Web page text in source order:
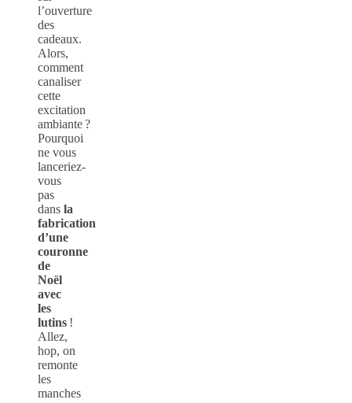
l’ouverture
des
cadeaux.
Alors,
comment
canaliser
cette
excitation
ambiante ?
Pourquoi
ne vous
lanceriez-
vous
pas
dans la
fabrication
d’une
couronne
de
Noël
avec
les
lutins !
Allez,
hop, on
remonte
les
manches